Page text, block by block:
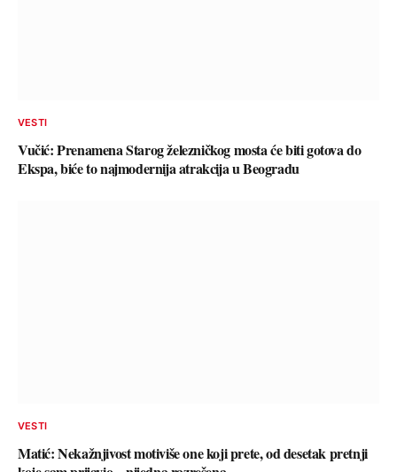
VESTI
Vučić: Prenamena Starog železničkog mosta će biti gotova do
Ekspa, biće to najmodernija atrakcija u Beogradu
VESTI
Matić: Nekažnjivost motiviše one koji prete, od desetak pretnji